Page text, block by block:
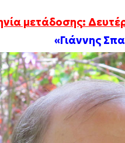
μετάδοσης:
«Γιάννης